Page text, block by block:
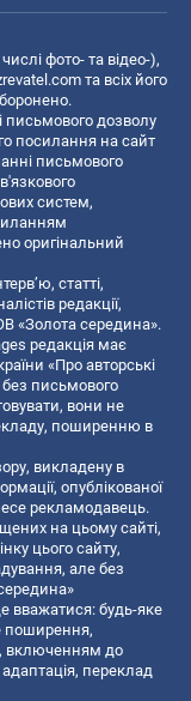
фото- та відео-),
та всіх його
письмового дозволу
посилання на сайт
письмового
систем,
оригінальний
статті,
редакції,
«Золота середина».
редакція має
«Про авторські
без письмового
вони не
поширенню в
викладену в
опублікованої
рекламодавець.
на цьому сайті,
цього сайту,
але без
вважатися: будь-яке
поширення,
включенням до
переклад